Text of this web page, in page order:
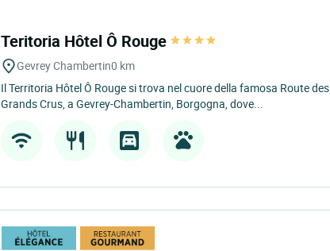
Teritoria Hôtel Ô Rouge
Gevrey Chambertin0 km
Il Territoria Hôtel Ô Rouge si trova nel cuore della famosa Route des
Grands Crus, a Gevrey-Chambertin, Borgogna, dove...